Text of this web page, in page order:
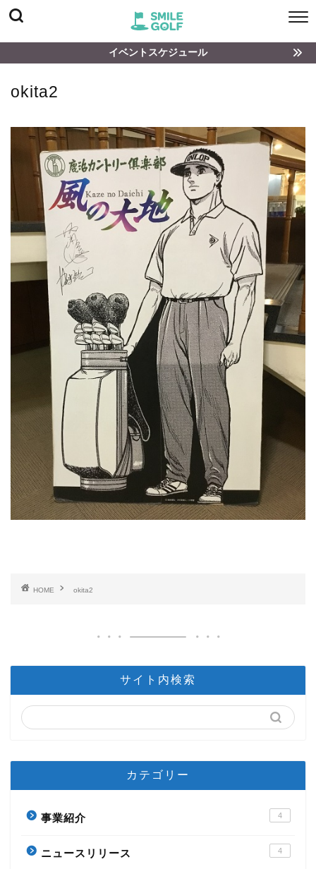
イベントスケジュール
okita2
HOME okita2
サイト内検索
カテゴリー
事業紹介 4
ニュースリリース 4